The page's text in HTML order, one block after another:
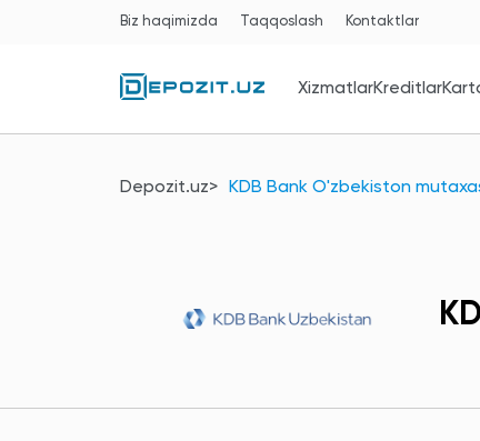
Biz haqimizda Taqqoslash Kontaktlar
XizmatlarKreditlar
Depozit.uz KDB Bank O'zbekiston